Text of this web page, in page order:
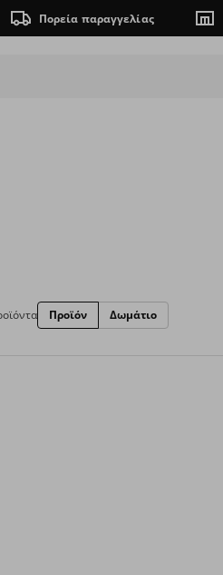
Πορεία παραγγελίας
Προϊόν Δωμάτιο